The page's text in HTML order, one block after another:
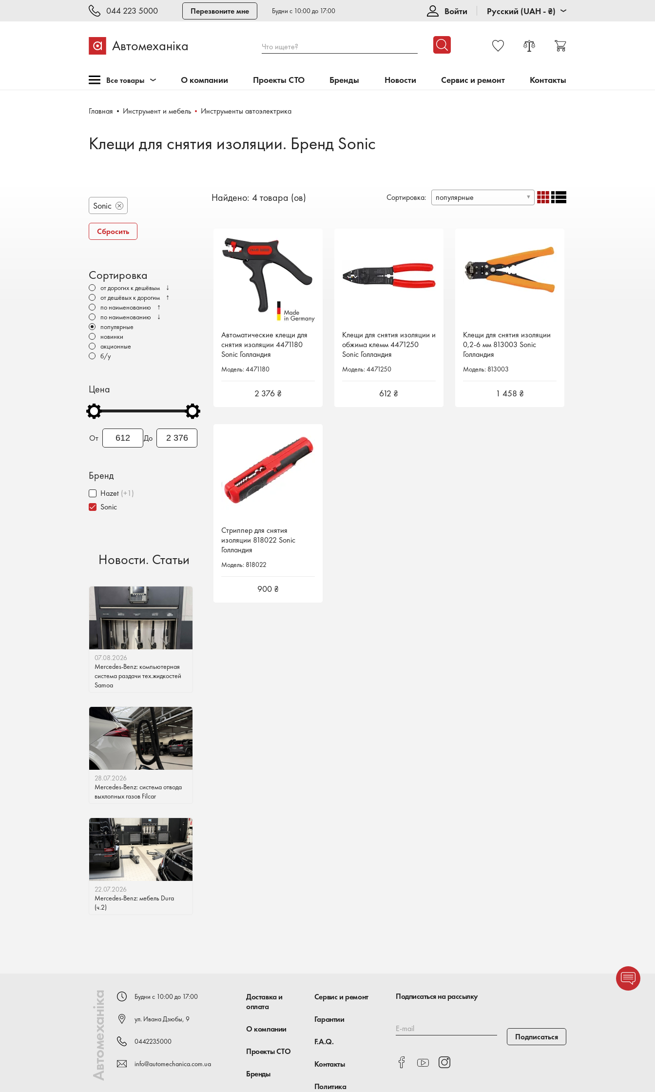
044 223 5000 Перезвоните мне Будни с 10:00 до 17:00 Войти Русский (UAH - ₴)
Автомеханіка Что ищете?
Все товары
Оборудование для СТО
шиномонтажа
покраска
Бронеавтомобили
Электромобили
О компании Проекты СТО Бренды Новости Сервис и ремонт Контакты
Главная Инструмент и мебель Инструменты автоэлектрика
Клещи для снятия изоляции. Бренд Sonic
Sonic
Сбросить
Сортировка
от дорогих к дешёвым ↓
от дешёвых к дорогим ↑
по наименованию ↑
по наименованию ↓
популярные
новинки
акционные
б/у
Цена
От До
Бренд
Hazet (+1)
Sonic
Новости. Статьи
07.08.2026
Mercedes-Benz: компьютерная
система раздачи тех.жидкостей
Samoa
28.07.2026
Mercedes-Benz: система отвода
выхлопных газов Filcar
22.07.2026
Mercedes-Benz: мебель Dura
(ч.2)
Найдено: 4 товара (ов) Сортировка: популярные
Автоматические клещи для
снятия изоляции 4471180
Sonic Голландия
Модель: 4471180
2 376 ₴
Клещи для снятия изоляции и
обжима клемм 4471250
Sonic Голландия
Модель: 4471250
612 ₴
Клещи для снятия изоляции и
обжима клемм 4471250
Sonic Голландия
Модель: 4471250
612 ₴
Клещи для снятия изоляции
0,2-6 мм 813003 Sonic
Голландия
Модель: 813003
1 458 ₴
Клещи для снятия изоляции
0,2-6 мм 813003 Sonic
Голландия
Модель: 813003
1 458 ₴
Стриппер для снятия
изоляции 818022 Sonic
Голландия
Модель: 818022
900 ₴
Стриппер для снятия
изоляции 818022 Sonic
Голландия
Модель: 818022
900 ₴
Автомеханіка Будни с 10:00 до 17:00
ул. Ивана Дзюбы, 9
0442235000
info@automechanica.com.ua
Доставка и
оплата
О компании
Проекты СТО
Бренды
Сервис и ремонт
Гарантии
F.A.Q.
Контакты
Политика
Подписаться на рассылку
E-mail
Подписаться